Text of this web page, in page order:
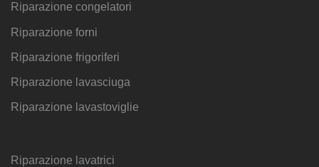
Riparazione congelatori
Riparazione forni
Riparazione frigoriferi
Riparazione lavasciuga
Riparazione lavastoviglie
Riparazione lavatrici